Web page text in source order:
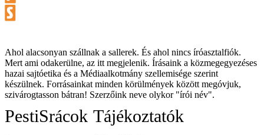
Ahol alacsonyan szállnak a sallerek. És ahol nincs íróasztalfiók.
Mert ami odakerülne, az itt megjelenik. Írásaink a közmegegyezéses
hazai sajtóetika és a Médiaalkotmány szellemisége szerint
készülnek. Forrásainkat minden körülmények között megóvjuk,
szivárogtasson bátran! Szerzőink neve olykor "írói név".
PestiSrácok Tájékoztatók